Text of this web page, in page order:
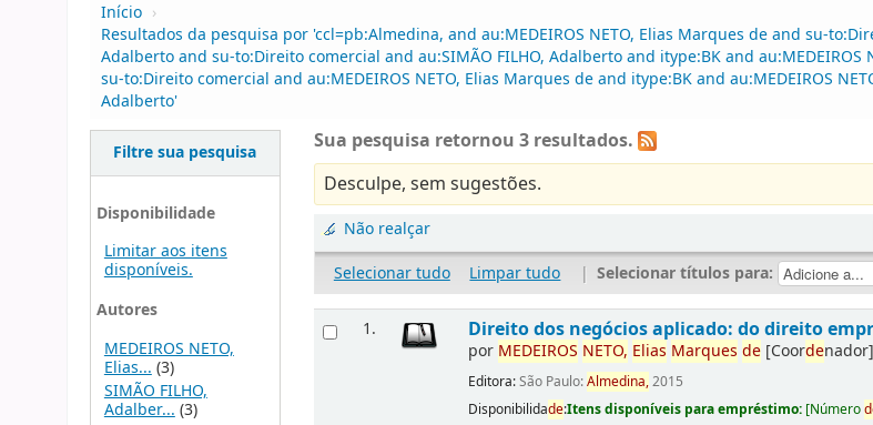
Início ›
Resultados da pesquisa por 'ccl=pb:Almedina, and au:MEDEIROS NETO, Elias Marques de and su-
Adalberto and su-to:Direito comercial and au:SIMÃO FILHO, Adalberto and itype:BK and
su-to:Direito comercial and au:MEDEIROS NETO, Elias Marques de and itype:BK and au:MEDEIROS
Adalberto'
Filtre sua pesquisa
Disponibilidade
Limitar aos itens
disponíveis.
Autores
MEDEIROS NETO,
Elias... (3)
SIMÃO FILHO,
Adalber...(3)
Sua pesquisa retornou 3 resultados.
Desculpe, sem sugestões.
Não realçar
Selecionar tudo
Limpar tudo | Selecionar títulos para:
1. Direito dos negócios aplicado: do direito
por MEDEIROS NETO, Elias Marques de [Coordenador]
Editora:São Paulo:Almedina,2015
Disponibilidade:Itens disponíveis para empréstimo: [Número